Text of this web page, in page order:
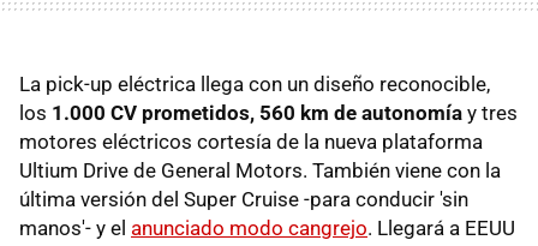
La pick-up eléctrica llega con un diseño reconocible,
los 1.000 CV prometidos, 560 km de autonomía y tres
motores eléctricos cortesía de la nueva plataforma
Ultium Drive de General Motors. También viene con la
última versión del Super Cruise -para conducir 'sin
manos'- y el anunciado modo cangrejo. Llegará a EEUU